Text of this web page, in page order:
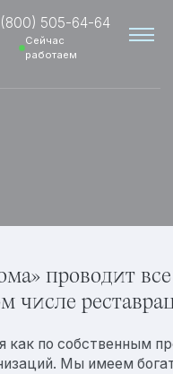
505-64-64
Сейчас
работаем
проводит
числе
как по собственным
Мы имеем